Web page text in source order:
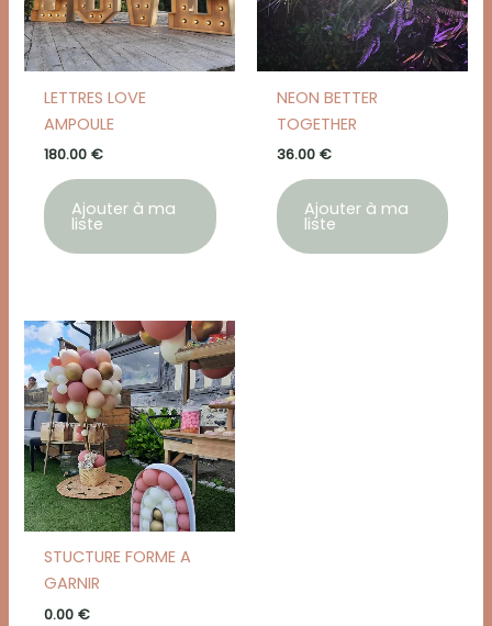
LETTRES LOVE
AMPOULE
180.00 €
Ajouter à ma
liste
NEON BETTER
TOGETHER
36.00 €
Ajouter à ma
liste
STUCTURE FORME A
GARNIR
0.00 €